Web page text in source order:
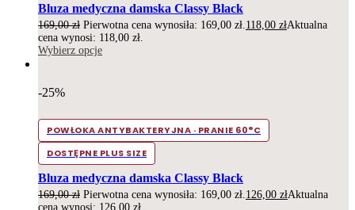
Bluza medyczna damska Classy Black
169,00zł Pierwotna cena wynosiła: 169,00 zł. 118,00 złAktualna
cena wynosi: 118,00 zł.
Wybierz opcje
-25%
POWŁOKA ANTYBAKTERYJNA · PRANIE 60°C
DOSTĘPNE PLUS SIZE
Bluza medyczna damska Classy Black
169,00zł Pierwotna cena wynosiła: 169,00 zł. 126,00 złAktualna
cena wynosi: 126,00 zł.